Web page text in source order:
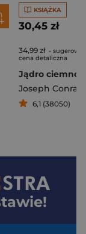
KSIĄŻKA
30,45 zł
34,99 zł -
cena detaliczna
Jądro
Joseph Conrad
6,1 (38050)